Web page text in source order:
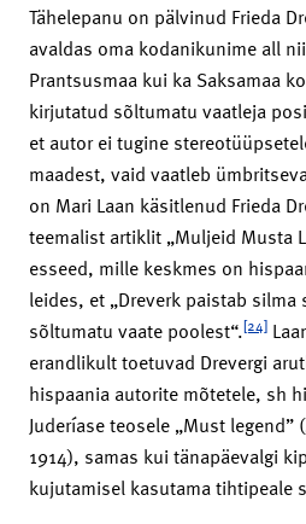
Tähelepanu on pälvinud Frieda
avaldas oma kodanikunime all
Prantsusmaa kui ka Saksamaa
kirjutatud sõltumatu vaatleja
et autor ei tugine
maadest, vaid vaatleb
on Mari Laan käsitlenud Frieda
teemalist artiklit „Muljeid Musta
esseed, mille keskmes on
leides, et „Dreverk paistab silma
sõltumatu vaate poolest“.[24]
erandlikult toetuvad Drevergi
hispaania autorite mõtetele, sh
Juderíase teosele „Must legend”
1914), samas kui tänapäevalgi
kujutamisel kasutama tihtipeale